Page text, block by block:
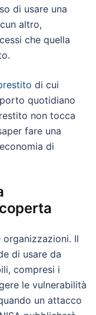
di usare una
altro,
che quella
di cui
quotidiano
non tocca
fare una
di
Il
di usare da
compresi i
le vulnerabilità
un attacco